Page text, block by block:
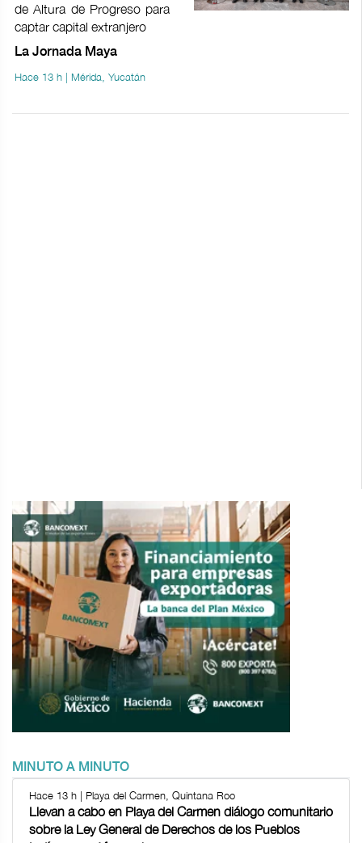
de Altura de Progreso para
captar capital extranjero
La Jornada Maya
Hace 13 h | Mérida, Yucatán
MINUTO A MINUTO
Hace 13 h | Playa del Carmen, Quintana Roo
Llevan a cabo en Playa del Carmen diálogo comunitario
sobre la Ley General de Derechos de los Pueblos